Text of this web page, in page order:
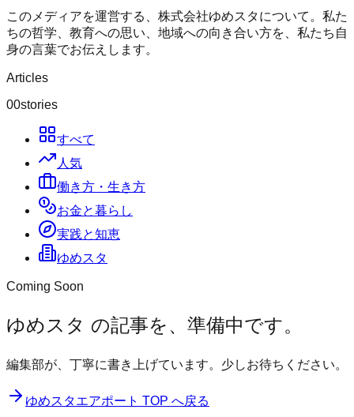
このメディアを運営する、株式会社ゆめスタについて。私た
ちの哲学、教育への思い、地域への向き合い方を、私たち自
身の言葉でお伝えします。
Articles
00stories
すべて
人気
働き方・生き方
お金と暮らし
実践と知恵
ゆめスタ
Coming Soon
ゆめスタ の記事を、 準備中です。
編集部が、丁寧に書き上げています。少しお待ちください。
ゆめスタエアポート TOP へ戻る